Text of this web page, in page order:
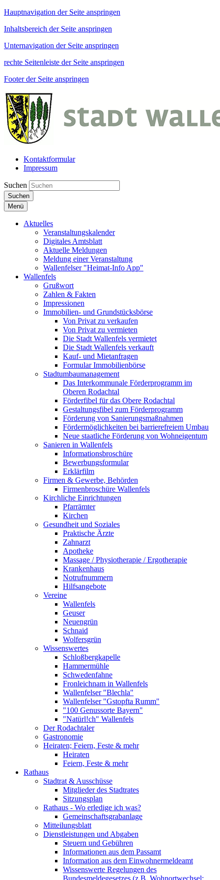
Hauptnavigation der Seite anspringen
Inhaltsbereich der Seite anspringen
Unternavigation der Seite anspringen
rechte Seitenleiste der Seite anspringen
Footer der Seite anspringen
Kontaktformular
Impressum
Suchen
Suchen
Menü
Aktuelles
Veranstaltungskalender
Digitales Amtsblatt
Aktuelle Meldungen
Meldung einer Veranstaltung
Wallenfelser "Heimat-Info App"
Wallenfels
Grußwort
Zahlen & Fakten
Impressionen
Immobilien- und Grundstücksbörse
Von Privat zu verkaufen
Von Privat zu vermieten
Die Stadt Wallenfels vermietet
Die Stadt Wallenfels verkauft
Kauf- und Mietanfragen
Formular Immobilienbörse
Stadtumbaumanagement
Das Interkommunale Förderprogramm im
Oberen Rodachtal
Förderfibel für das Obere Rodachtal
Gestaltungsfibel zum Förderprogramm
Förderung von Sanierungsmaßnahmen
Fördermöglichkeiten bei barrierefreiem Umbau
Neue staatliche Förderung von Wohneigentum
Sanieren in Wallenfels
Informationsbroschüre
Bewerbungsformular
Erklärfilm
Firmen & Gewerbe, Behörden
Firmenbroschüre Wallenfels
Kirchliche Einrichtungen
Pfarrämter
Kirchen
Gesundheit und Soziales
Praktische Ärzte
Zahnarzt
Apotheke
Massage / Physiotherapie / Ergotherapie
Krankenhaus
Notrufnummern
Hilfsangebote
Vereine
Wallenfels
Geuser
Neuengrün
Schnaid
Wolfersgrün
Wissenswertes
Schloßbergkapelle
Hammermühle
Schwedenfahne
Fronleichnam in Wallenfels
Wallenfelser "Blechla"
Wallenfelser "Gstopfta Rumm"
"100 Genussorte Bayern"
"Natürl!ch" Wallenfels
Der Rodachtaler
Gastronomie
Heiraten; Feiern, Feste & mehr
Heiraten
Feiern, Feste & mehr
Rathaus
Stadtrat & Ausschüsse
Mitglieder des Stadtrates
Sitzungsplan
Rathaus - Wo erledige ich was?
Gemeinschaftsgrabanlage
Mitteilungsblatt
Dienstleistungen und Abgaben
Steuern und Gebühren
Informationen aus dem Passamt
Information aus dem Einwohnermeldeamt
Wissenswerte Regelungen des
Bundesmeldegesetzes (z.B. Wohnortwechsel;